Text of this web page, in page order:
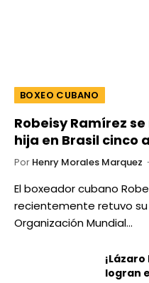
BOXEO CUBANO
Robeisy Ramírez
hija en Brasil cinco
Por Henry Morales Marquez
El boxeador cubano
recientemente retuvo
Organización Mundial…
logran